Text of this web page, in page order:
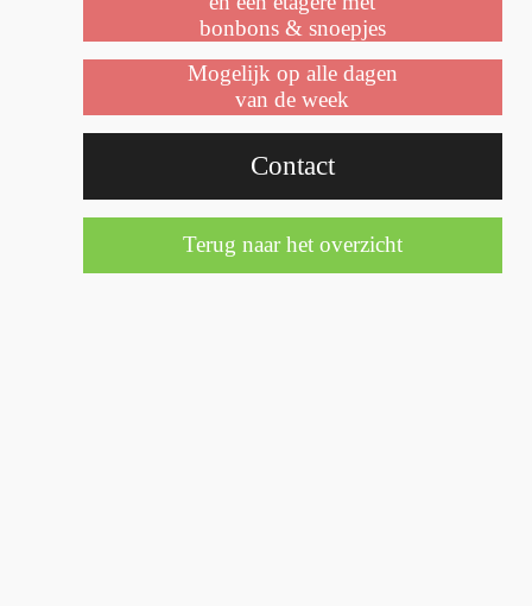
bonbons & snoepjes
Mogelijk op alle dagen
van de week
Contact
Terug naar het overzicht